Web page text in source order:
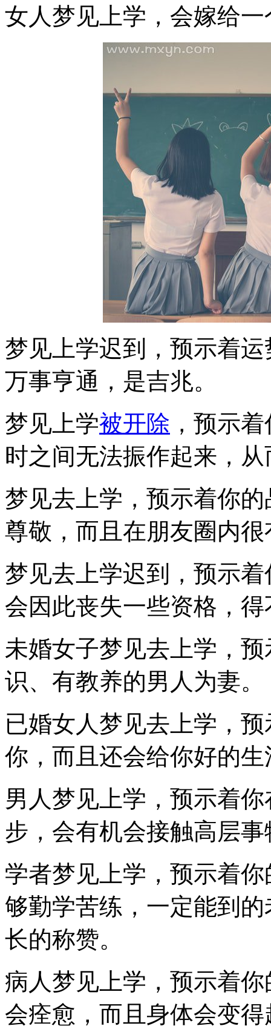
女人梦见上学，会嫁给
梦见上学迟到，预示着
万事亨通，是吉兆。
梦见上学被开除 ，预示
时之间无法振作起来，
梦见去上学，预示着你
尊敬，而且在朋友圈内
梦见去上学迟到，预示
会因此丧失一些资格，
未婚女子梦见去上学，
识、有教养的男人为妻。
已婚女人梦见去上学，
你，而且还会给你好的
男人梦见上学，预示着
步，会有机会接触高层
学者梦见上学，预示着
够勤学苦练，一定能到
长的称赞。
病人梦见上学，预示着
会痊愈，而且身体会变